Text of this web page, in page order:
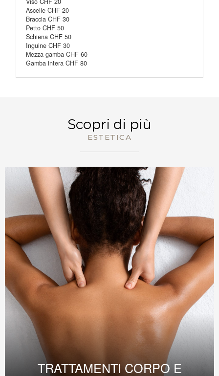
Ascelle CHF 20
Braccia CHF 30
Petto CHF 50
Schiena CHF 50
Inguine CHF 30
Mezza gamba CHF 60
Gamba intera CHF 80
Scopri di più
ESTETICA
TRATTAMENTI CORPO E